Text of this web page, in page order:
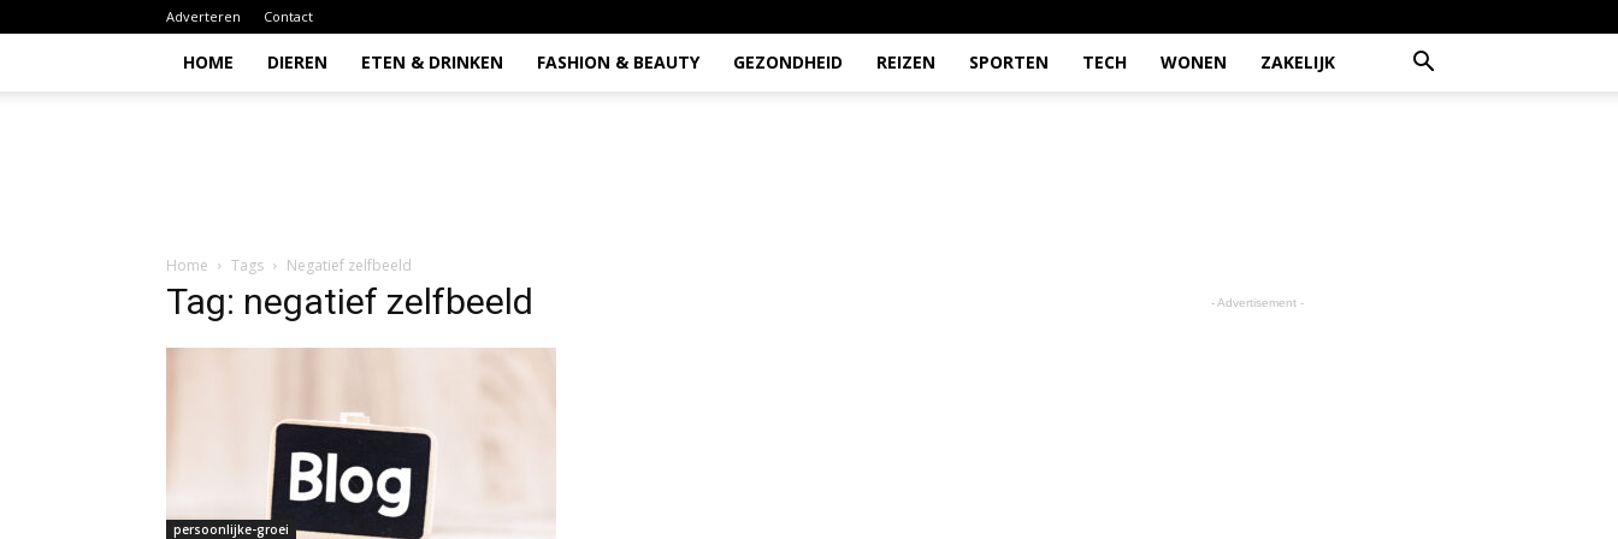
Adverteren Contact
HOME DIEREN ETEN & DRINKEN FASHION & BEAUTY GEZONDHEID REIZEN SPORTEN TECH WONEN ZAKELIJK
Home Tags Negatief zelfbeeld
Tag: negatief zelfbeeld
persoonlijke-groei
- Advertisement -